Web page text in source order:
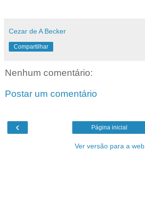
Cezar de A Becker
Compartilhar
Nenhum comentário:
Postar um comentário
‹ Página inicial
Ver versão para a web